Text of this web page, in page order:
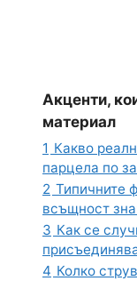
Акценти,
материал
1 Какво
парцела по
2 Типичните
всъщност
3 Как се
4 Колко